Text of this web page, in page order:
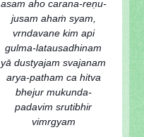
asam aho carana-reṇu-
jusam ahaṁ syam,
vrndavane kim api
gulma-latausadhinam
yā dustyajam svajanam
arya-patham ca hitva
bhejur mukunda-
padavim srutibhir
vimrgyam